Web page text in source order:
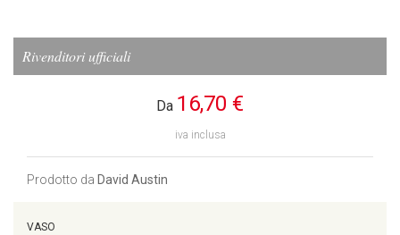
Rivenditori ufficiali
Da 16,70 €
iva inclusa
Prodotto da David Austin
VASO